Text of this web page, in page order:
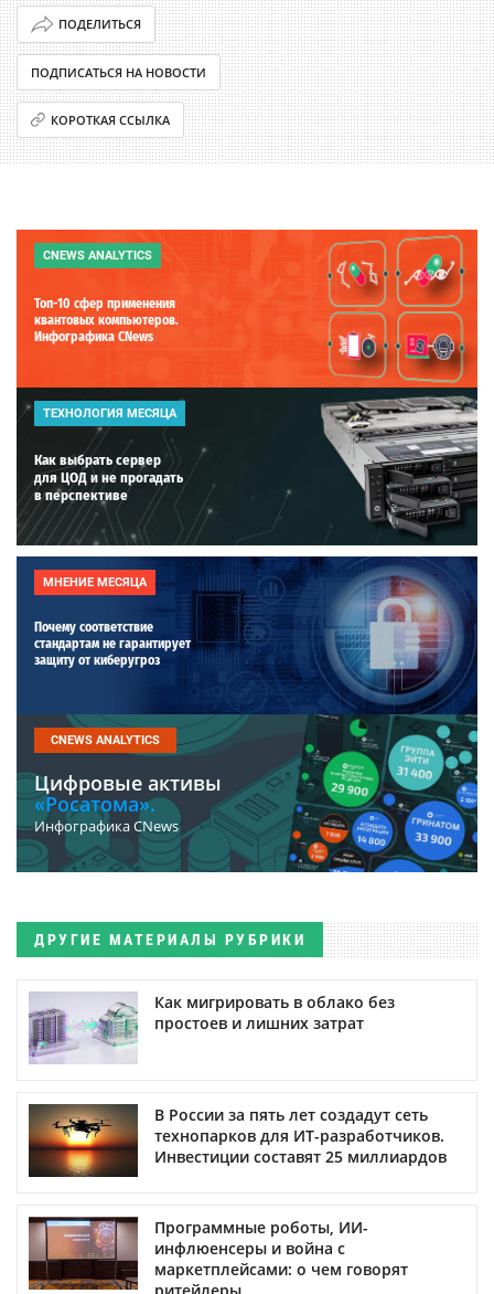
ПОДЕЛИТЬСЯ
ПОДПИСАТЬСЯ НА НОВОСТИ
КОРОТКАЯ ССЫЛКА
CNEWS ANALYTICS
Топ-10 сфер применения
квантовых компьютеров.
Инфографика CNews
ТЕХНОЛОГИЯ МЕСЯЦА
Как выбрать сервер
для ЦОД и не прогадать
в перспективе
МНЕНИЕ МЕСЯЦА
Почему соответствие
стандартам не гарантирует
защиту от киберугроз
CNEWS ANALYTICS
Цифровые активы
«Росатома».
Инфографика CNews
ДРУГИЕ МАТЕРИАЛЫ РУБРИКИ
Как мигрировать в облако без
простоев и лишних затрат
В России за пять лет создадут сеть
технопарков для ИТ-разработчиков.
Инвестиции составят 25 миллиардов
Программные роботы, ИИ-
инфлюенсеры и война с
маркетплейсами: о чем говорят
ритейлеры